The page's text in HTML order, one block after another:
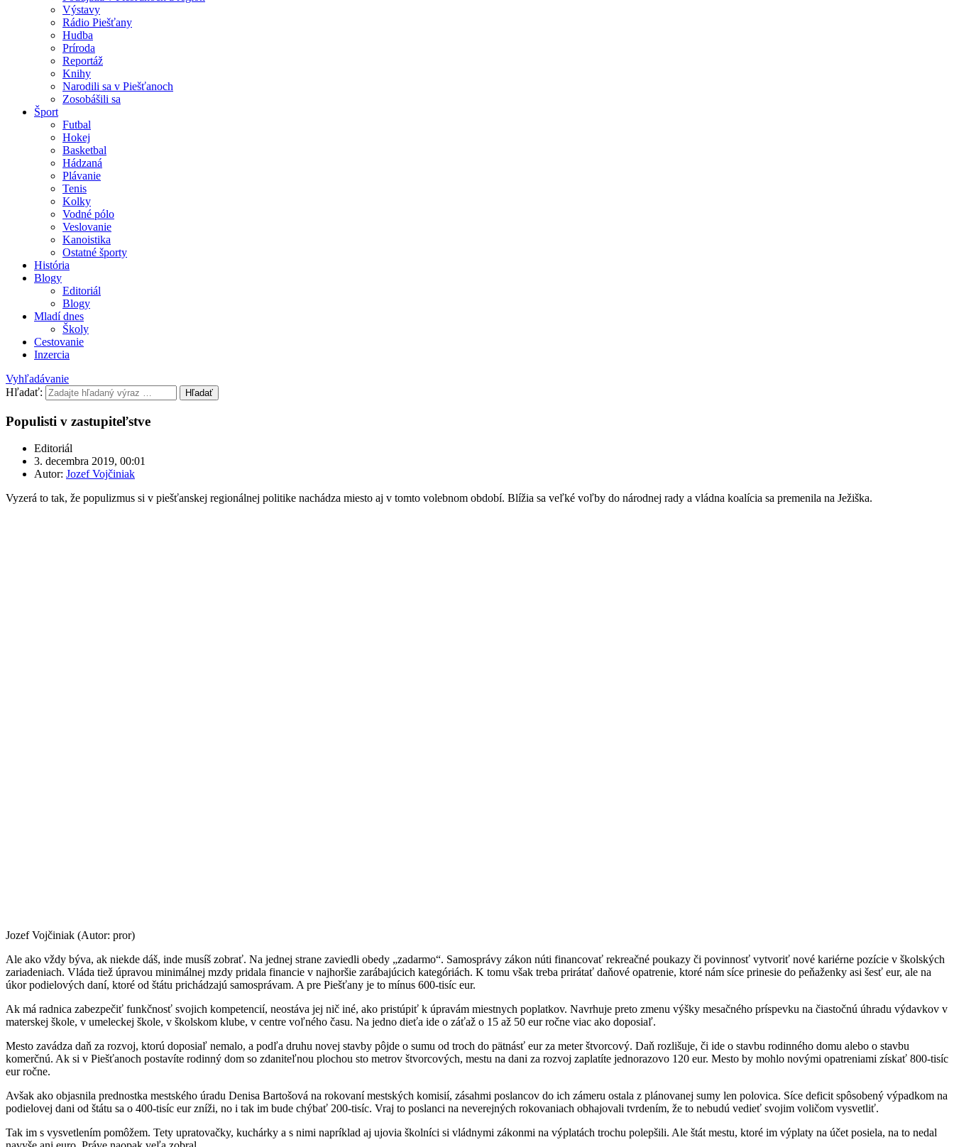
Výstavy
Rádio Piešťany
Hudba
Príroda
Reportáž
Knihy
Narodili sa v Piešťanoch
Zosobášili sa
Šport
Futbal
Hokej
Basketbal
Hádzaná
Plávanie
Tenis
Kolky
Vodné pólo
Veslovanie
Kanoistika
Ostatné športy
História
Blogy
Editoriál
Blogy
Mladí dnes
Školy
Cestovanie
Inzercia
Vyhľadávanie
Hľadať:
Hľadať
Populisti v zastupiteľstve
Editoriál
3. decembra 2019, 00:01
Autor: Jozef Vojčiniak
Vyzerá to tak, že populizmus si v piešťanskej regionálnej politike nachádza miesto aj v tomto volebnom období. Blížia sa veľké voľby do národnej rady a vládna koalícia sa premenila na Ježiška.
Jozef Vojčiniak (Autor: pror)
Ale ako vždy býva, ak niekde dáš, inde musíš zobrať. Na jednej strane zaviedli obedy „zadarmo“. Samosprávy zákon núti financovať rekreačné poukazy či povinnosť vytvoriť nové kariérne pozície v školských
zariadeniach. Vláda tiež úpravou minimálnej mzdy pridala financie v najhoršie zarábajúcich kategóriách. K tomu však treba prirátať daňové opatrenie, ktoré nám síce prinesie do peňaženky asi šesť eur, ale na
úkor podielových daní, ktoré od štátu prichádzajú samosprávam. A pre Piešťany je to mínus 600-tisíc eur.
Ak má radnica zabezpečiť funkčnosť svojich kompetencií, neostáva jej nič iné, ako pristúpiť k úpravám miestnych poplatkov. Navrhuje preto zmenu výšky mesačného príspevku na čiastočnú úhradu výdavkov v
materskej škole, v umeleckej škole, v školskom klube, v centre voľného času. Na jedno dieťa ide o záťaž o 15 až 50 eur ročne viac ako doposiaľ.
Mesto zavádza daň za rozvoj, ktorú doposiaľ nemalo, a podľa druhu novej stavby pôjde o sumu od troch do pätnásť eur za meter štvorcový. Daň rozlišuje, či ide o stavbu rodinného domu alebo o stavbu
komerčnú. Ak si v Piešťanoch postavíte rodinný dom so zdaniteľnou plochou sto metrov štvorcových, mestu na dani za rozvoj zaplatíte jednorazovo 120 eur. Mesto by mohlo novými opatreniami získať 800-tisíc
eur ročne.
Avšak ako objasnila prednostka mestského úradu Denisa Bartošová na rokovaní mestských komisií, zásahmi poslancov do ich zámeru ostala z plánovanej sumy len polovica. Síce deficit spôsobený výpadkom na
podielovej dani od štátu sa o 400-tisíc eur zníži, no i tak im bude chýbať 200-tisíc. Vraj to poslanci na neverejných rokovaniach obhajovali tvrdením, že to nebudú vedieť svojim voličom vysvetliť.
Tak im s vysvetlením pomôžem. Tety upratovačky, kuchárky a s nimi napríklad aj ujovia školníci si vládnymi zákonmi na výplatách trochu polepšili. Ale štát mestu, ktoré im výplaty na účet posiela, na to nedal